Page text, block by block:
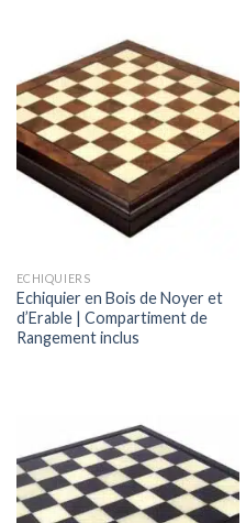
ECHIQUIERS
Echiquier en Bois de Noyer et
d’Erable | Compartiment de
Rangement inclus